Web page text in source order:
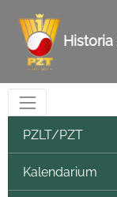
Historia
PZLT/PZT
Kalendarium